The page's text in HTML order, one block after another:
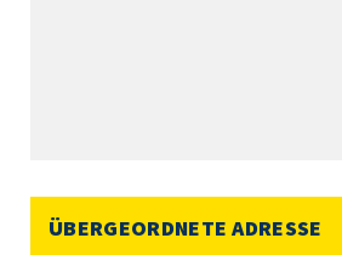
ÜBERGEORDNETE ADRESSE